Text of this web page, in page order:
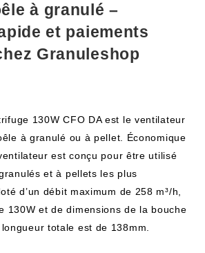
à granulé –
et paiements
Granuleshop
130W CFO DA est le ventilateur
à granulé ou à pellet. Économique
est conçu pour être utilisé
et à pellets les plus
d’un débit maximum de 258 m³/h,
130W et de dimensions de la bouche
totale est de 138mm.